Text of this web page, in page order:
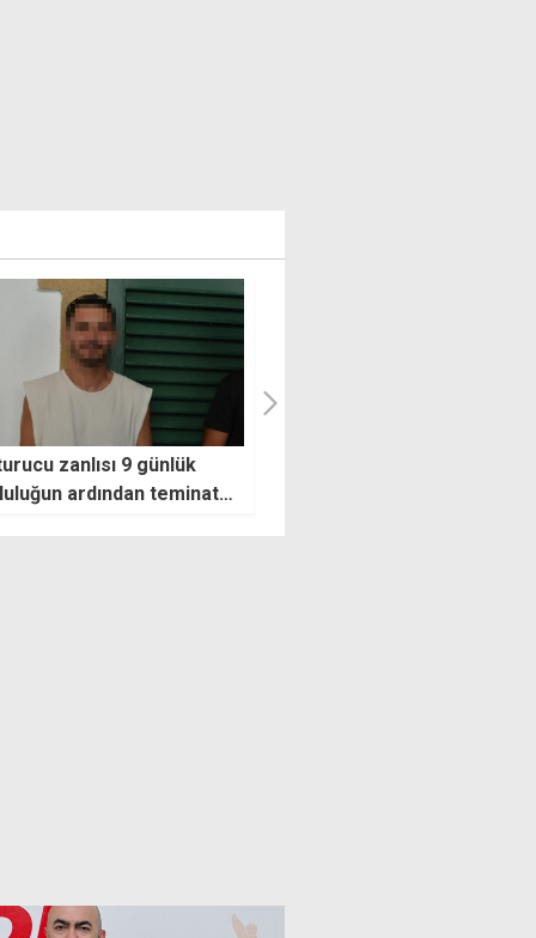
Terörsüz Türkiye
MGK gündeminde